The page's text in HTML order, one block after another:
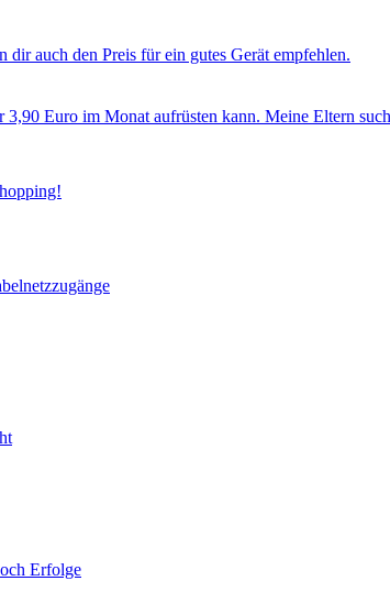
dir auch den Preis für ein gutes Gerät empfehlen.
Euro im Monat aufrüsten kann. Meine Eltern
Erfolge